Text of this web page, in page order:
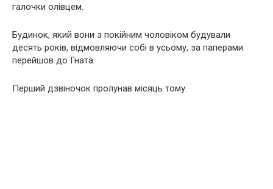
галочки олівцем.
Будинок, який вони з покійним чоловіком будували
десять років, відмовляючи собі в усьому, за паперами
перейшов до Гната.
Перший дзвіночок пролунав місяць тому.